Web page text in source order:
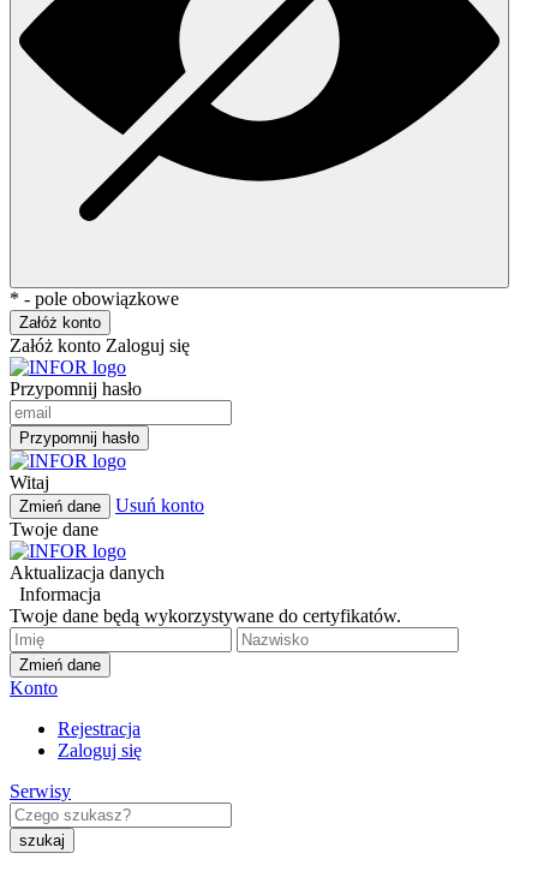
* - pole obowiązkowe
Załóż konto
Załóż konto Zaloguj się
Przypomnij hasło
Przypomnij hasło
Witaj
Zmień dane
Usuń konto
Twoje dane
Aktualizacja danych
Informacja
Twoje dane będą wykorzystywane do certyfikatów.
Zmień dane
Konto
Rejestracja
Zaloguj się
Serwisy